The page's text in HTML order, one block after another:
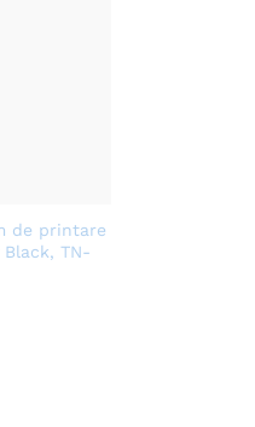
de printare
TN-